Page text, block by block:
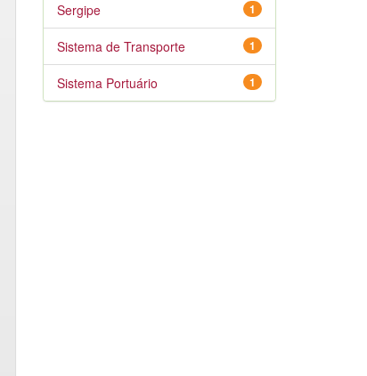
1
Sergipe
1
Sistema de Transporte
1
Sistema Portuário